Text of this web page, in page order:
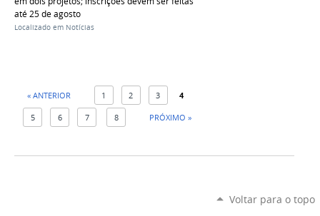
até 25 de agosto
Localizado em Notícias
« ANTERIOR 1 2 3 4
5 6 7 8 PRÓXIMO »
Voltar para o topo